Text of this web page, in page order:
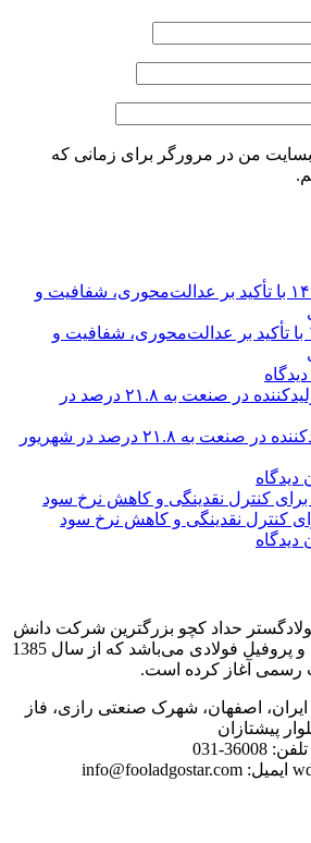
من در مرورگر برای زمانی که
تقدیم بودجه ۱۴۰۴ با تأکید بر عدالت‌محوری، شفافیت و
افزایش تورم تولیدکننده در صنعت به ۲۱.۸ درصد در شهریور
دیدگاه
کنترل نقدینگی و کاهش نرخ سود
دیدگاه
حداد کچو بزرگترین شرکت دانش
بنیان در زمینه تولید لوله و پروفیل فولادی می‌باشد که از سال 1385
رسمی آغاز کرده است.
ایران، اصفهان، شهرک صنعتی رازی، فاز
تلفن: 36008-031
ایمیل: info@fooladgostar.com